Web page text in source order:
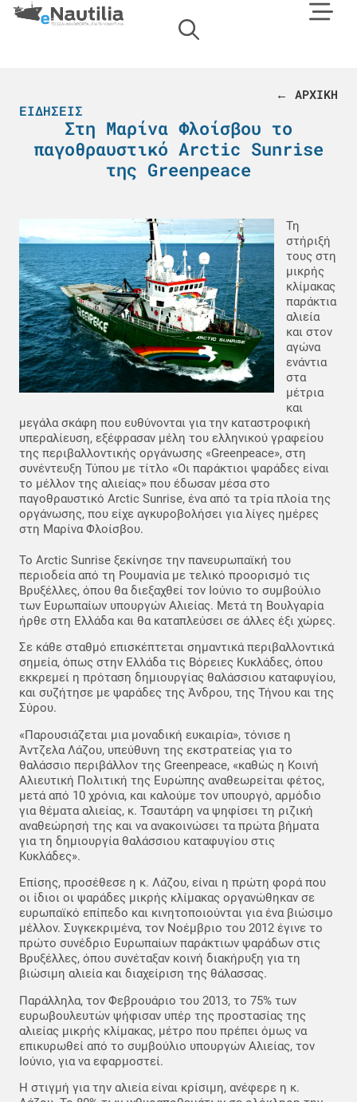
← ΑΡΧΙΚΗ
ΕΙΔΉΣΕΙΣ
Στη Μαρίνα Φλοίσβου το
παγοθραυστικό Arctic Sunrise
της Greenpeace
Τη
στήριξή
τους στη
μικρής
κλίμακας
παράκτια
αλιεία
και στον
αγώνα
ενάντια
στα
μέτρια
και
μεγάλα σκάφη που ευθύνονται για την καταστροφική
υπεραλίευση, εξέφρασαν μέλη του ελληνικού γραφείου
της περιβαλλοντικής οργάνωσης «Greenpeace», στη
συνέντευξη Τύπου με τίτλο «Οι παράκτιοι ψαράδες είναι
το μέλλον της αλιείας» που έδωσαν μέσα στο
παγοθραυστικό Arctic Sunrise, ένα από τα τρία πλοία της
οργάνωσης, που είχε αγκυροβολήσει για λίγες ημέρες
στη Μαρίνα Φλοίσβου.
Το Arctic Sunrise ξεκίνησε την πανευρωπαϊκή του
περιοδεία από τη Ρουμανία με τελικό προορισμό τις
Βρυξέλλες, όπου θα διεξαχθεί τον Ιούνιο το συμβούλιο
των Ευρωπαίων υπουργών Αλιείας. Μετά τη Βουλγαρία
ήρθε στη Ελλάδα και θα καταπλεύσει σε άλλες έξι χώρες.
Σε κάθε σταθμό επισκέπτεται σημαντικά περιβαλλοντικά
σημεία, όπως στην Ελλάδα τις Βόρειες Κυκλάδες, όπου
εκκρεμεί η πρόταση δημιουργίας θαλάσσιου καταφυγίου,
και συζήτησε με ψαράδες της Άνδρου, της Τήνου και της
Σύρου.
«Παρουσιάζεται μια μοναδική ευκαιρία», τόνισε η
Άντζελα Λάζου, υπεύθυνη της εκστρατείας για το
θαλάσσιο περιβάλλον της Greenpeace, «καθώς η Κοινή
Αλιευτική Πολιτική της Ευρώπης αναθεωρείται φέτος,
μετά από 10 χρόνια, και καλούμε τον υπουργό, αρμόδιο
για θέματα αλιείας, κ. Τσαυτάρη να ψηφίσει τη ριζική
αναθεώρησή της και να ανακοινώσει τα πρώτα βήματα
για τη δημιουργία θαλάσσιου καταφυγίου στις
Κυκλάδες».
Επίσης, προσέθεσε η κ. Λάζου, είναι η πρώτη φορά που
οι ίδιοι οι ψαράδες μικρής κλίμακας οργανώθηκαν σε
ευρωπαϊκό επίπεδο και κινητοποιούνται για ένα βιώσιμο
μέλλον. Συγκεκριμένα, τον Νοέμβριο του 2012 έγινε το
πρώτο συνέδριο Ευρωπαίων παράκτιων ψαράδων στις
Βρυξέλλες, όπου συνέταξαν κοινή διακήρυξη για τη
βιώσιμη αλιεία και διαχείριση της θάλασσας.
Παράλληλα, τον Φεβρουάριο του 2013, το 75% των
ευρωβουλευτών ψήφισαν υπέρ της προστασίας της
αλιείας μικρής κλίμακας, μέτρο που πρέπει όμως να
επικυρωθεί από το συμβούλιο υπουργών Αλιείας, τον
Ιούνιο, για να εφαρμοστεί.
Η στιγμή για την αλιεία είναι κρίσιμη, ανέφερε η κ.